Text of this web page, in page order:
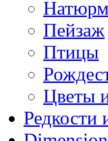
Пейзаж
Птицы
Цветы
Редкости